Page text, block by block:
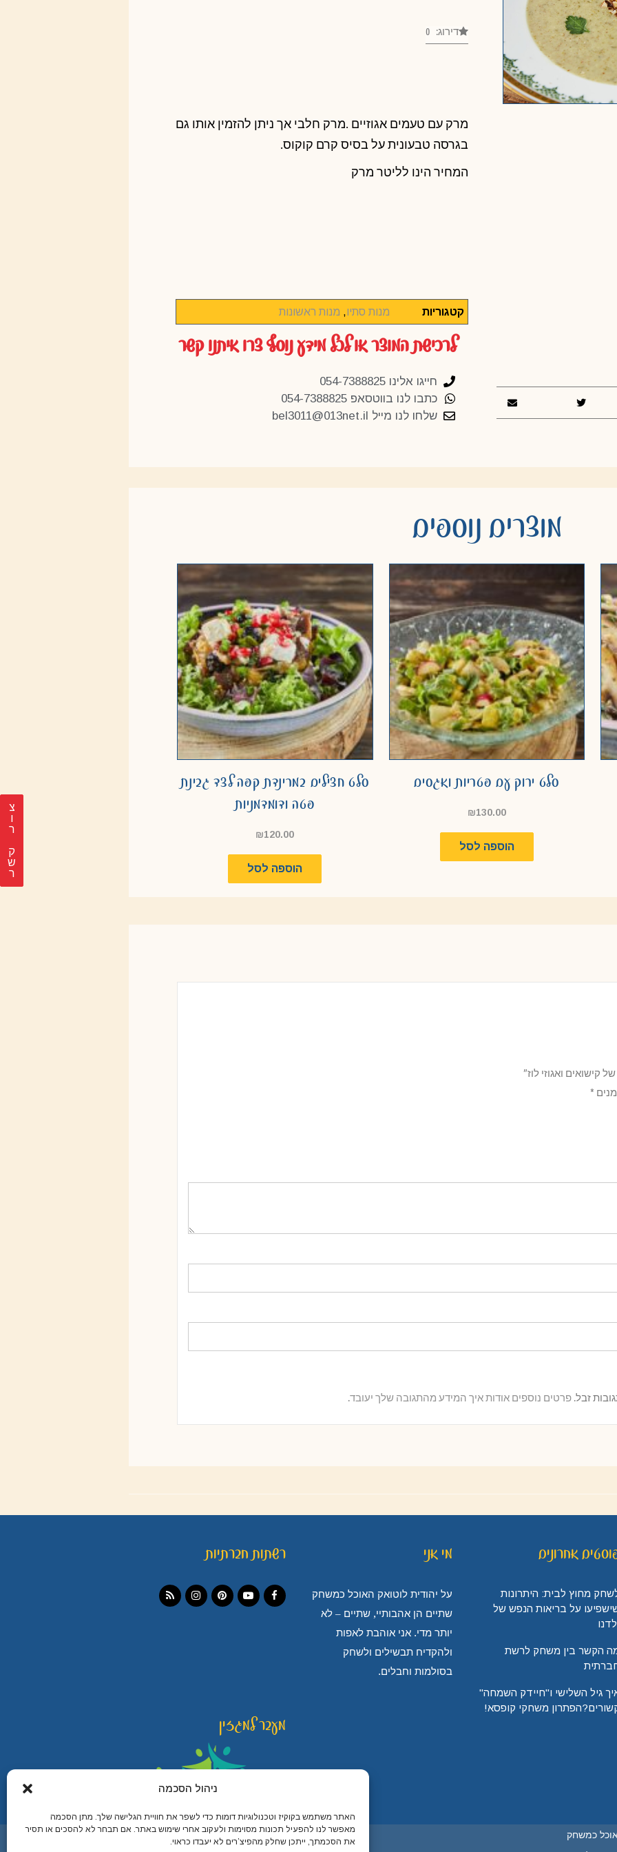
ניהול הסכמה
האתר משתמש בקוקיז וטכנולוגיות דומות כדי לשפר את חוויית הגלישה שלך. מתן הסכמה
מאפשר לנו להפעיל תכונות מסוימות ולעקוב אחרי שימוש באתר. אם תבחר לא להסכים או תסיר
את הסכמתך, ייתכן שחלק מהפיצ’רים לא יעבדו כראוי.
צ
ר
ק
ש
ר
דירוג: 0
מרק עם טעמים אגוזיים .מרק חלבי אך ניתן להזמין אותו גם
בגרסה טבעונית על בסיס קרם קוקוס.
המחיר הינו לליטר מרק
קטגוריות מנות סתיו, מנות ראשונות
לרכישת המוצר או לכל מידע נוסף צרו איתנו קשר
חייגו אלינו 054-7388825
כתבו לנו בווטסאפ 054-7388825
שלחו לנו מייל bel3011@013net.il
מוצרים נוספים
סלט ירוק עם פטריות ואגסים
₪130.00
הוספה לסל
סלט חצילים במרינדת קפה לצד גבינת
פטה ודומדמניות
₪120.00
הוספה לסל
ואגוזי לוז”
*
פרטים נוספים אודות איך המידע מהתגובה שלך יעובד.
אחרונים
מחוץ לבית: היתרונות
על בריאות הנפש של
הקשר בין משחק לרשת
גיל השלישי ו"חיידק השמחה"
משחקי קופסא!
מי אני
על יהודית לוטואק האוכל כמשחק
שתיים הן אהבותיי, שתיים – לא
יותר מדי. אני אוהבת לאפות
ולהקדיח תבשילים ולשחק
בסולמות וחבלים.
רשתות חברתיות
מעבר למגזין
כמשחק
מיתוג עיצוב ובניית אתרים